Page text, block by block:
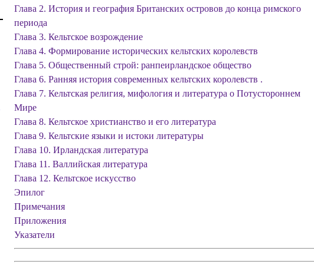
Глава 2. История и география Британских островов до конца римского
периода
Глава 3. Кельтское возрождение
Глава 4. Формирование исторических кельтских королевств
Глава 5. Общественный строй: ранпеирландское общество
Глава 6. Ранняя история современных кельтских королевств .
Глава 7. Кельтская религия, мифология и литература о Потустороннем
Мире
Глава 8. Кельтское христианство и его литература
Глава 9. Кельтские языки и истоки литературы
Глава 10. Ирландская литература
Глава 11. Валлийская литература
Глава 12. Кельтское искусство
Эпилог
Примечания
Приложения
Указатели